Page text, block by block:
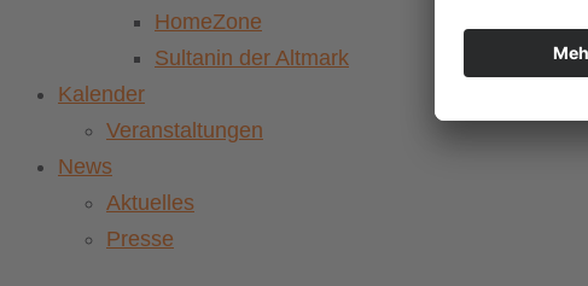
HomeZone
Sultanin der Altmark
Kalender
Veranstaltungen
News
Aktuelles
Presse